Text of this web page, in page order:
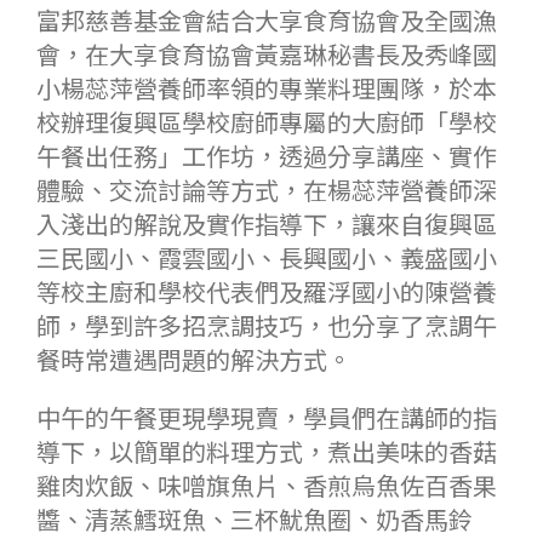
富邦慈善基金會結合大享食育協會及全國漁
會，在大享食育協會黃嘉琳秘書長及秀峰國
小楊蕊萍營養師率領的專業料理團隊，於本
校辦理復興區學校廚師專屬的大廚師「學校
午餐出任務」工作坊，透過分享講座、實作
體驗、交流討論等方式，在楊蕊萍營養師深
入淺出的解說及實作指導下，讓來自復興區
三民國小、霞雲國小、長興國小、義盛國小
等校主廚和學校代表們及羅浮國小的陳營養
師，學到許多招烹調技巧，也分享了烹調午
餐時常遭遇問題的解決方式。
中午的午餐更現學現賣，學員們在講師的指
導下，以簡單的料理方式，煮出美味的香菇
雞肉炊飯、味噌旗魚片、香煎烏魚佐百香果
醬、清蒸鱈斑魚、三杯魷魚圈、奶香馬鈴